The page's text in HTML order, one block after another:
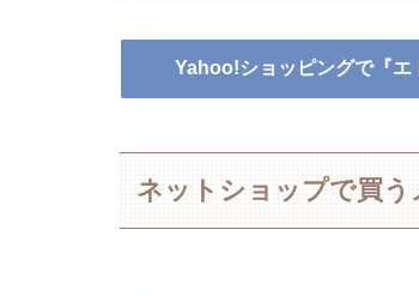
Yahoo!ショッピングで『
ネットショップで買